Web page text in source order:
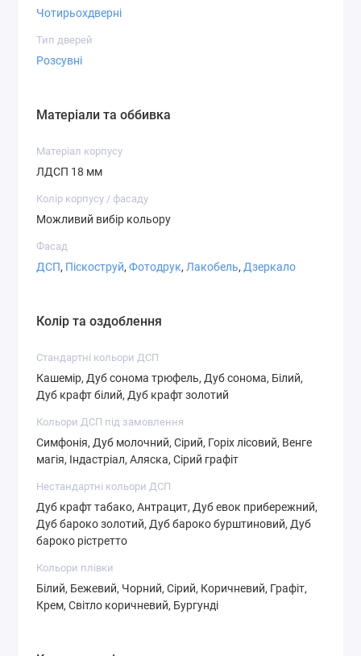
Варіанти фасадів
СТ-3,7 СТ-4,1
СТ-4,3 СТ-4,4 СТ-4,5
Чотирьохдверні
Тип дверей
Розсувні
Матеріали та оббивка
Матеріал корпусу
ЛДСП 18 мм
Колір корпусу / фасаду
Можливий вибір кольору
Фасад
ДСП, Піскоструй, Фотодрук, Лакобель, Дзеркало
Колір та оздоблення
Стандартні кольори ДСП
Кашемір, Дуб сонома трюфель, Дуб сонома, Білий,
Дуб крафт білий, Дуб крафт золотий
Кольори ДСП під замовлення
Симфонія, Дуб молочний, Сірий, Горіх лісовий, Венге
магія, Індастріал, Аляска, Сірий графіт
Нестандартні кольори ДСП
Дуб крафт табако, Антрацит, Дуб евок прибережний,
Дуб бароко золотий, Дуб бароко бурштиновий, Дуб
бароко рістретто
Кольори плівки
Білий, Бежевий, Чорний, Сірий, Коричневий, Графіт,
Крем, Світло коричневий, Бургунді